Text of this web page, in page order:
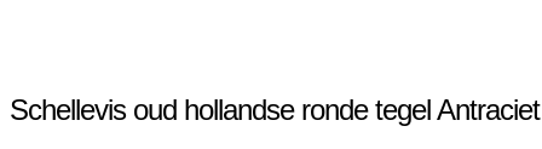
Schellevis oud hollandse ronde tegel Antraciet